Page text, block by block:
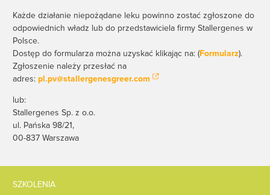
Każde działanie niepożądane leku powinno zostać zgłoszone do
odpowiednich władz lub do przedstawiciela firmy Stallergenes w
Polsce.
Dostęp do formularza można uzyskać klikając na: ( Formularz).
Zgłoszenie należy przesłać na
adres: pl.pv@stallergenesgreer.com
lub:
Stallergenes Sp. z o.o.
ul. Pańska 98/21,
00-837 Warszawa
SZKOLENIA